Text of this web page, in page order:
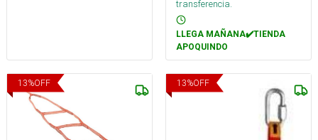
transferencia.
LLEGA MAÑANA✔️TIENDA
APOQUINDO
13%OFF 13%OFF